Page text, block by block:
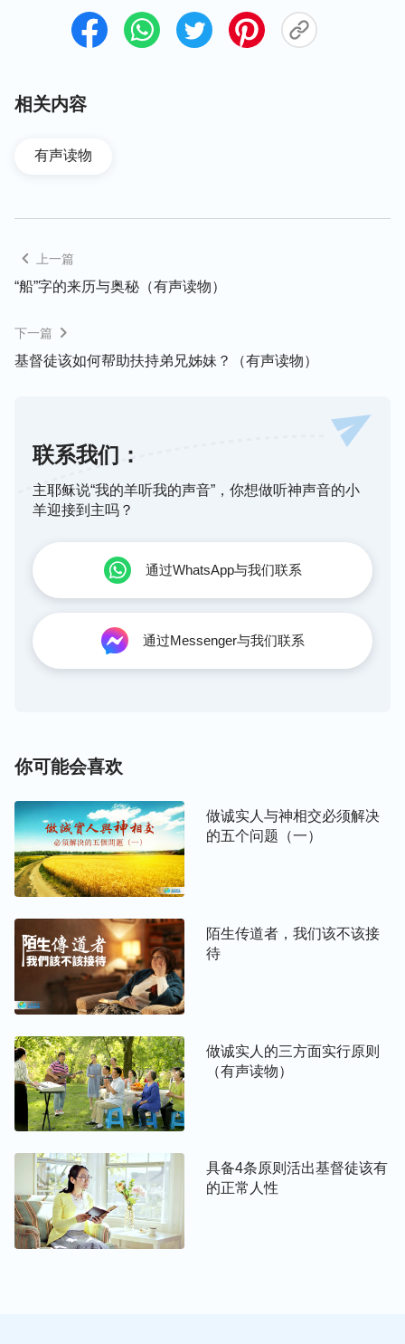
便定规她不是真心信神的人，不愿再扶持帮助她，更
不想再搭理她了。后来看到经上说：“吃的人不可轻
收纳他了。你是谁，竟论断别人的仆人呢？他或站
住，或跌倒，自有他的主人在；而且他也必要站住，
因为主能使他站住。”（罗14：3-4）看到这些话，我
站立住。现在我看到姊妹因家庭缠累不能按时聚会，
担忧着急，还嫌弃、定规姊妹不是真心信神的人，看
到自己太恶毒了，没有一点爱心，我的所作所为根本
通，交通自己的实际经历。交通几次后姊妹聚会也慢
我认识到在神作工拯救人期间，不管弟兄姊妹有什么
软弱、缺少，流露哪方面败坏，只要他是真心信神之
我们也应该凭爱心帮助人、包容人，按照神的要求去
待人才公平，才合主的心意。
第三条：既不高看人也不低估人，学会发
现别人身上的长处，弥补自己的短处。
经上说：“不可贪图虚浮的荣耀；只要存心谦卑，各
长、素质、恩赐，就看不上、瞧不起那些没有恩赐、
性情。主耶稣说：“凡自高的，必降为卑；自卑的，
必升为高。”（太23：12）我们要善于降卑自己，虚
心吸取别人的长处来补足自己的短处，这样神才喜
悦，我们的生命也会不断长大。
另外，我们还得明白，别人无论是愚拙是聪明，或素
质好孬，是贫是富，我们都不该有成见凭情感对待
人。因为每个人有什么样的长相，具备什么样的素
质、特长、恩赐等都是神所命定好的，我们还有什么
理由去挑剔呢？何况神拯救人不看人外表的这些东
西，我们与人相处也不应该看这些，应该正确对待每
个人的缺少，学会尊重人。
把眼光盯在别人身上，要先学会认识自
己。
主耶稣说：“为什么看见你弟兄眼中有刺，却不想自
相关内容
有声读物
上一篇
“船”字的来历与奥秘（有声读物）
下一篇
基督徒该如何帮助扶持弟兄姊妹？（有声读物）
联系我们：
主耶稣说“我的羊听我的声音”，你想做听神声音的小
羊迎接到主吗？
通过WhatsApp与我们联系
通过Messenger与我们联系
你可能会喜欢
做诚实人与神相交必须解决
的五个问题（一）
陌生传道者，我们该不该接
待
做诚实人的三方面实行原则
（有声读物）
具备4条原则活出基督徒该有
的正常人性